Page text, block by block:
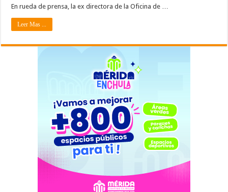
En rueda de prensa, la ex directora de la Oficina de …
Leer Mas ...